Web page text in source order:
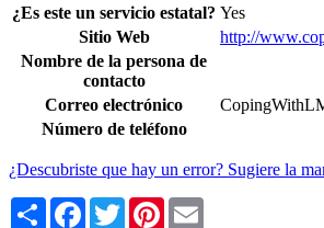
¿Es este un servicio estatal? Yes
Sitio Web
http://
Nombre de la persona de
contacto
Correo electrónico
Número de teléfono
¿Descubriste que hay un error? Sugiere la
Share Facebook
TwitterPinterest